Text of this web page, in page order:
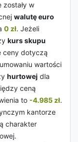
w
walutę euro
0 zł. Jeżeli
kurs skupu
ceny dotyczą
wartości
hurtowej dla
ceną
to -4.985 zł.
kantorze
charakter